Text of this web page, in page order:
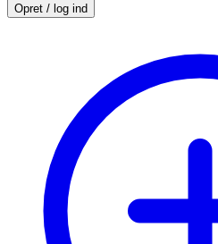
Opret / log ind